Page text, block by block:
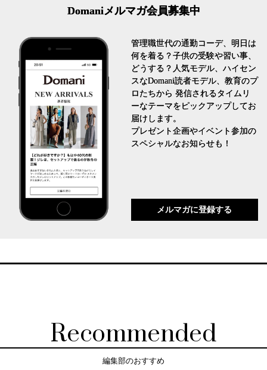
Domaniメルマガ会員募集中
管理職世代の通勤コーデ、明日は
何を着る？子供の受験や習い事、
どうする？人気モデル、ハイセン
スなDomani読者モデル、教育のプ
ロたちから 発信されるタイムリ
ーなテーマをピックアップしてお
届けします。
プレゼント企画やイベント参加の
スペシャルなお知らせも！
メルマガに登録する
Recommended
編集部のおすすめ